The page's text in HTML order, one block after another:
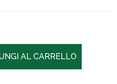
AL CARRELLO